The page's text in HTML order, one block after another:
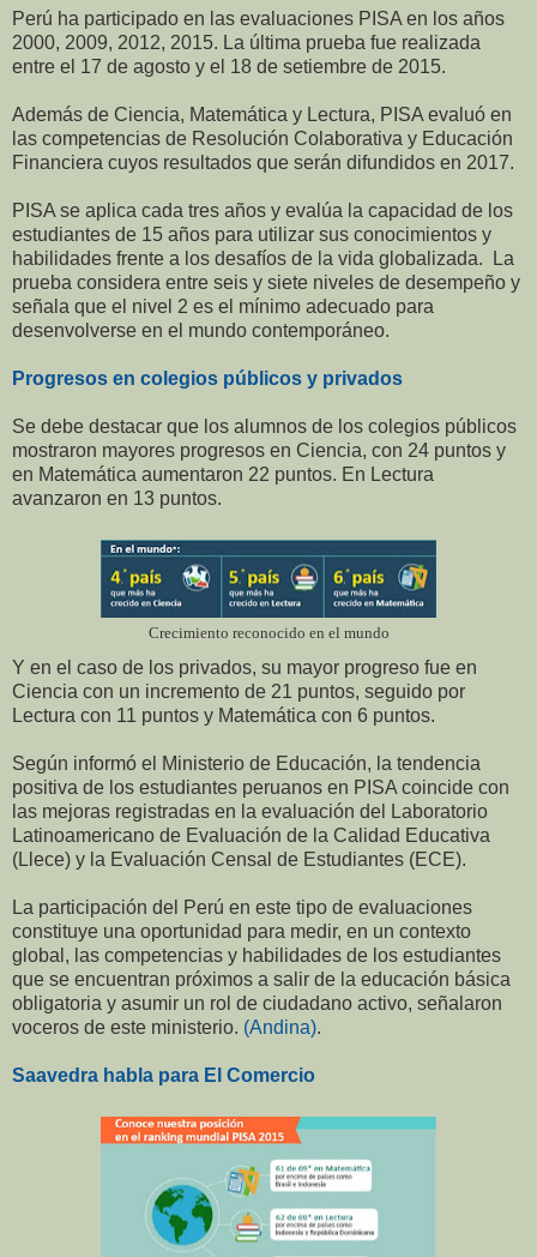
Perú ha participado en las evaluaciones PISA en los años
2000, 2009, 2012, 2015. La última prueba fue realizada
entre el 17 de agosto y el 18 de setiembre de 2015.
Además de Ciencia, Matemática y Lectura, PISA evaluó en
las competencias de Resolución Colaborativa y Educación
Financiera cuyos resultados que serán difundidos en 2017.
PISA se aplica cada tres años y evalúa la capacidad de los
estudiantes de 15 años para utilizar sus conocimientos y
habilidades frente a los desafíos de la vida globalizada. La
prueba considera entre seis y siete niveles de desempeño y
señala que el nivel 2 es el mínimo adecuado para
desenvolverse en el mundo contemporáneo.
Progresos en colegios públicos y privados
Se debe destacar que los alumnos de los colegios públicos
mostraron mayores progresos en Ciencia, con 24 puntos y
en Matemática aumentaron 22 puntos. En Lectura
avanzaron en 13 puntos.
Crecimiento reconocido en el mundo
Y en el caso de los privados, su mayor progreso fue en
Ciencia con un incremento de 21 puntos, seguido por
Lectura con 11 puntos y Matemática con 6 puntos.
Según informó el Ministerio de Educación, la tendencia
positiva de los estudiantes peruanos en PISA coincide con
las mejoras registradas en la evaluación del Laboratorio
Latinoamericano de Evaluación de la Calidad Educativa
(Llece) y la Evaluación Censal de Estudiantes (ECE).
La participación del Perú en este tipo de evaluaciones
constituye una oportunidad para medir, en un contexto
global, las competencias y habilidades de los estudiantes
que se encuentran próximos a salir de la educación básica
obligatoria y asumir un rol de ciudadano activo, señalaron
voceros de este ministerio. (Andina).
Saavedra habla para El Comercio